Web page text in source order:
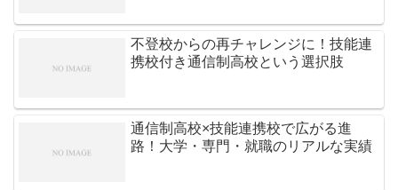
不登校からの再チャレンジに！技能連
携校付き通信制高校という選択肢
通信制高校×技能連携校で広がる進
路！大学・専門・就職のリアルな実績